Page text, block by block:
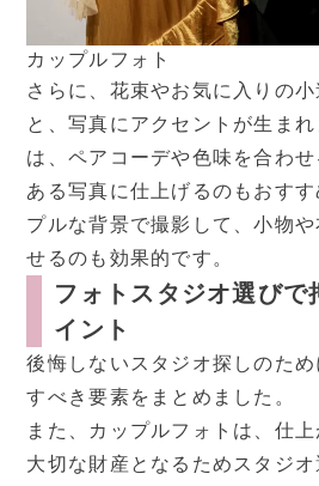
カップルフォト
さらに、花束やお気に入りの
と、写真にアクセントが生ま
は、ペアコーデや色味を合わ
ある写真に仕上げるのもおす
プルな背景で撮影して、小物
せるのも効果的です。
フォトスタジオ選びで
イント
後悔しないスタジオ探しのた
すべき要素をまとめました。
また、カップルフォトは、仕
大切な財産となるためスタジ